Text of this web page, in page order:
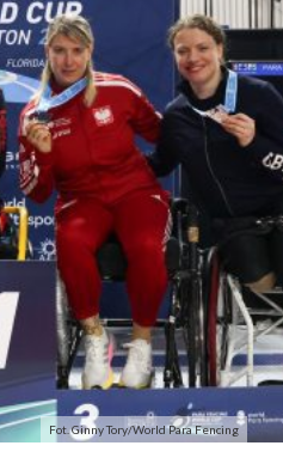
Fot. Ginny Tory/World Para Fencing